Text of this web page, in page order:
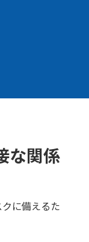
な関係
に備えるた